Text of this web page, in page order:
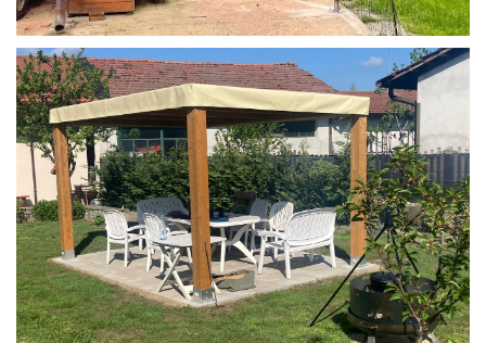
STRUTTURA IN LARICE U/F CON INCASTRI
PERGOLA